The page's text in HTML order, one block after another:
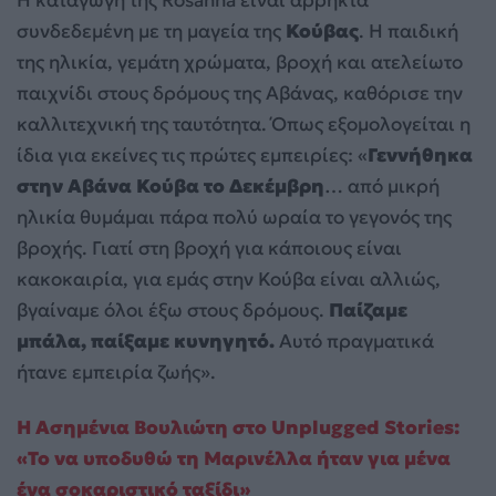
συνδεδεμένη με τη μαγεία της Κούβας. Η παιδική
της ηλικία, γεμάτη χρώματα, βροχή και ατελείωτο
παιχνίδι στους δρόμους της Αβάνας, καθόρισε την
καλλιτεχνική της ταυτότητα. Όπως εξομολογείται η
ίδια για εκείνες τις πρώτες εμπειρίες: «Γεννήθηκα
στην Αβάνα Κούβα το Δεκέμβρη… από μικρή
ηλικία θυμάμαι πάρα πολύ ωραία το γεγονός της
βροχής. Γιατί στη βροχή για κάποιους είναι
κακοκαιρία, για εμάς στην Κούβα είναι αλλιώς,
βγαίναμε όλοι έξω στους δρόμους. Παίζαμε
μπάλα, παίξαμε κυνηγητό.Αυτό πραγματικά
ήτανε εμπειρία ζωής».
Η Ασημένια Βουλιώτη στο Unplugged Stories:
«Το να υποδυθώ τη Μαρινέλλα ήταν για μένα
ένα σοκαριστικό ταξίδι»